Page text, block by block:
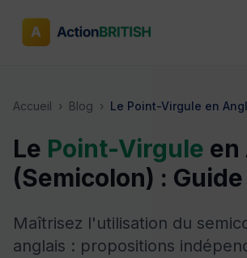
Accueil › Blog › Le Point-Virgule en
Le Point-Virgule en
(Semicolon) :
Maîtrisez l'utilisation du
anglais : propositions